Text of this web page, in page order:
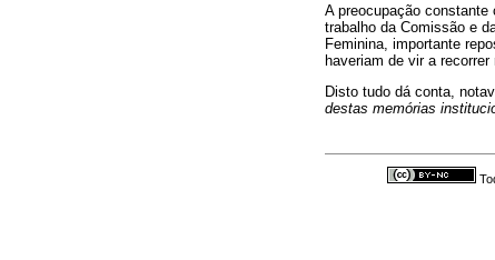
A preocupação
trabalho da Comissão e
Feminina, importante
haveriam de vir a
Disto tudo dá conta,
destas memórias